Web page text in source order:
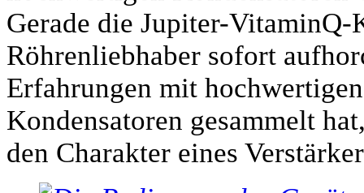
Gerade die Jupiter-
Röhrenliebhaber sofort
Erfahrungen mit
Kondensatoren gesammelt
den Charakter eines